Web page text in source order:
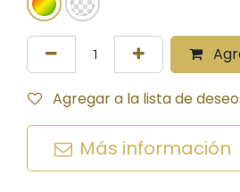
Agregar a la lista de
Más información